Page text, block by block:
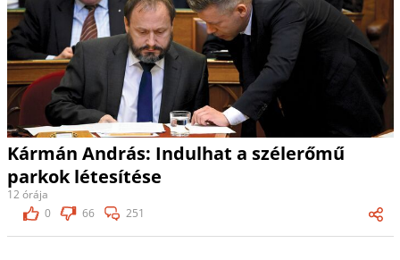
Kármán András: Indulhat a szélerőmű
parkok létesítése
12 órája
0
66 251